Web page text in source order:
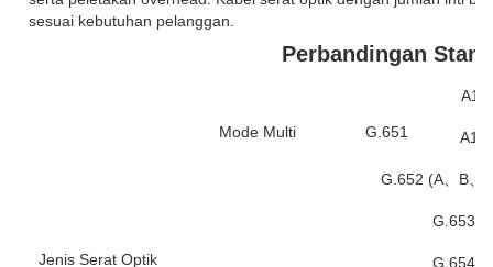
sesuai kebutuhan pelanggan.
Perbandingan
Jenis Serat Optik
Mode Multi G.651
G.652 (A、B、
G.653
G.654